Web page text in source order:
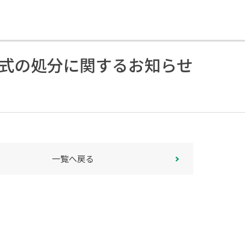
の処分に関するお知らせ
一覧へ戻る